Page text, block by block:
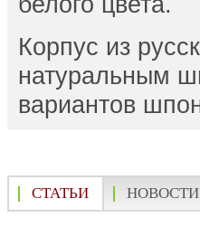
Корпус из
натуральным
вариантов
СТАТЬИ НОВОСТИ